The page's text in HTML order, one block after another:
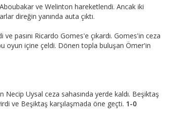
ve Welinton hareketlendi. Ancak iki
direğin yanında auta çıktı.
pasını Ricardo Gomes'e çıkardı. Gomes'in ceza
oyun içine çeldi. Dönen topla buluşan Ömer'in
Necip Uysal ceza sahasında yerde kaldı. Beşiktaş
ve Beşiktaş karşılaşmada öne geçti. 1-0